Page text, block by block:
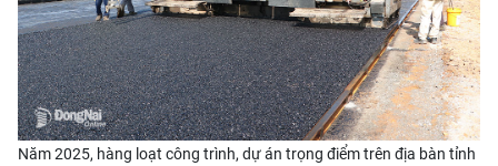
Năm 2025, hàng loạt công trình, dự án trọng điểm trên địa bàn tỉnh